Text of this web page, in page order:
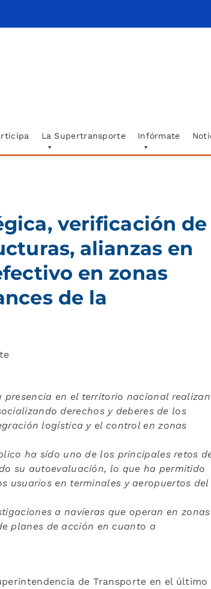
La Supertransporte Infórmate
verificación de
alianzas en
en zonas
de la
en el territorio nacional
derechos y deberes de los
logística y el control en zonas
ha sido uno de los principales retos
su autoevaluación, lo que ha permitido
usuarios en terminales y aeropuertos del
a navieras que operan en zonas
planes de acción en cuanto a
de Transporte en el último